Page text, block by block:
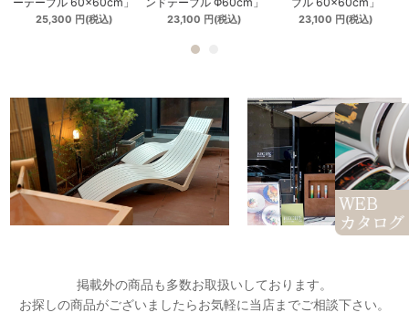
25,300 円(税込) 23,100 円(税込) 23,100 円(税込)
掲載外の商品も多数お取扱いしております。
お探しの商品がございましたらお気軽に当店までご相談下さい。